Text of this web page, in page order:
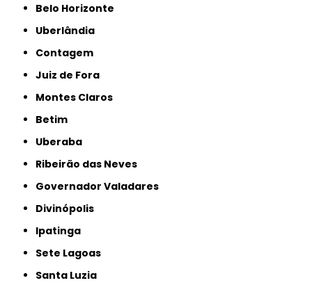
Belo Horizonte
Uberlândia
Contagem
Juiz de Fora
Montes Claros
Betim
Uberaba
Ribeirão das Neves
Governador Valadares
Divinópolis
Ipatinga
Sete Lagoas
Santa Luzia